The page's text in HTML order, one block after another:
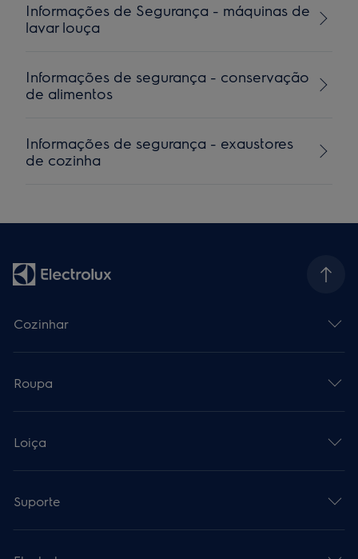
Informações de Segurança - máquinas de
lavar louça
Informações de segurança - conservação
de alimentos
Informações de segurança - exaustores
de cozinha
Cozinhar
Roupa
Loiça
Suporte